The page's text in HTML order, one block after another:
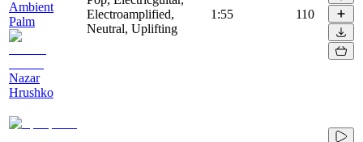
Ambient
Palm
Nazar
Hrushko
Electroamplified,
Neutral, Uplifting
1:55 110